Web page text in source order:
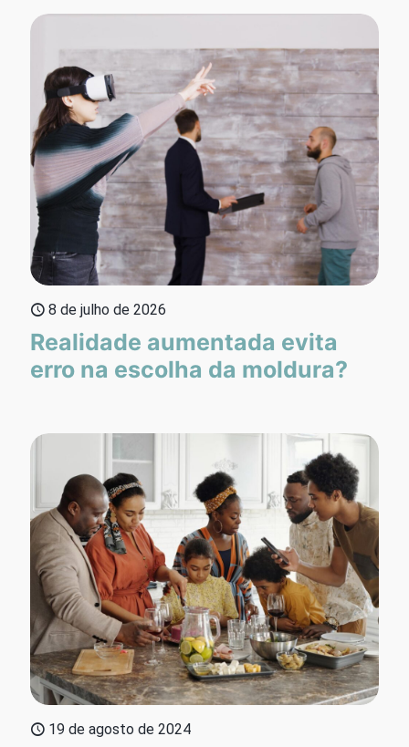
8 de julho de 2026
Realidade aumentada evita
erro na escolha da moldura?
19 de agosto de 2024